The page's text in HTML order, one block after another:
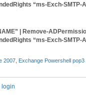
“ms-Exch-
| Remove-
“ms-Exch-
2007 Exchange Powershell pop3
login